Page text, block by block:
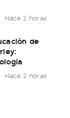
Hace 2 horas
de
Hace 2 horas